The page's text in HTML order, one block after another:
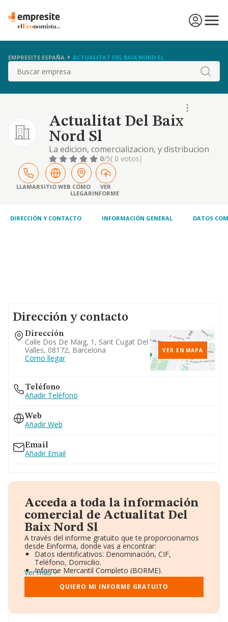
EMPRESITE ESPAÑA ACTUALITAT DEL BAIX NORD SL
Buscar
Actualitat Del Baix
Nord Sl
La edicion, comercializacion, y distribucion
de todo tipo de prensa y publicaciones
0/5( 0 votos)
LLAMARSITIO WEB CÓMO
LLEGAR
VER
INFORME
DIRECCIÓN Y CONTACTO INFORMACIÓN GENERAL DATOS
Dirección y contacto
Dirección
Calle Dos De Maig, 1, Sant Cugat Del
Valles, 08172, Barcelona
Como llegar
VER EN MAPA
Teléfono
Añadir Teléfono
Web
Añadir Web
Email
Añadir Email
Acceda a toda la información
comercial de Actualitat Del
Baix Nord Sl
A través del informe gratuito que te proporcionamos
desde Einforma, donde vas a encontrar:
Datos identificativos: Denominación, CIF,
Teléfono, Domicilio.
Informe Mercantil Completo (BORME).
Gráficos de Evolución Ventas y Empleados.
Consejo de Administración y Administradores.
Directivos y Ejecutivos.
Ver más
QUIERO MI INFORME GRATUITO